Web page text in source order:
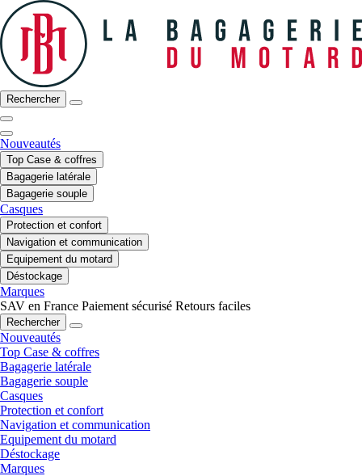
Rechercher
Nouveautés
Top Case & coffres
Bagagerie latérale
Bagagerie souple
Casques
Protection et confort
Navigation et communication
Equipement du motard
Déstockage
Marques
SAV en France Paiement sécurisé Retours faciles
Rechercher
Nouveautés
Top Case & coffres
Bagagerie latérale
Bagagerie souple
Casques
Protection et confort
Navigation et communication
Equipement du motard
Déstockage
Marques